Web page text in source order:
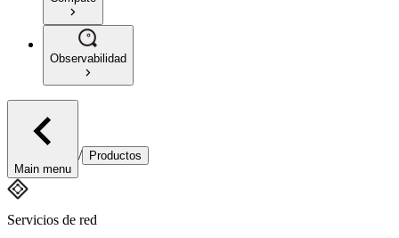
Observabilidad
Main menu
/ Productos
Servicios de red